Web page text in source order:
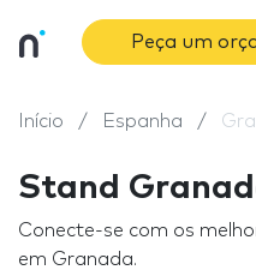
Peça um
Início Espanha
Stand
Conecte-se com os
em Granada.